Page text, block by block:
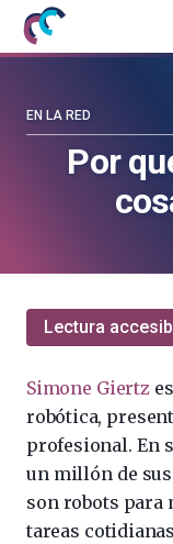
Mujeres
con
la
blog
la
Por
EN LA RED
Lectura
Simone Giertz
robótica,
profesional. En
un millón de
son robots para
tareas